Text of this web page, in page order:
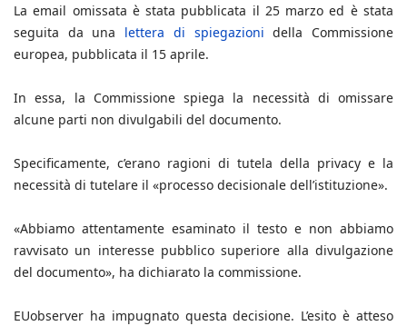
La email omissata è stata pubblicata il 25 marzo ed è stata
seguita da una lettera di spiegazioni della Commissione
europea, pubblicata il 15 aprile.
In essa, la Commissione spiega la necessità di omissare
alcune parti non divulgabili del documento.
Specificamente, c’erano ragioni di tutela della privacy e la
necessità di tutelare il «processo decisionale dell’istituzione».
«Abbiamo attentamente esaminato il testo e non abbiamo
ravvisato un interesse pubblico superiore alla divulgazione
del documento», ha dichiarato la commissione.
EUobserver ha impugnato questa decisione. L’esito è atteso